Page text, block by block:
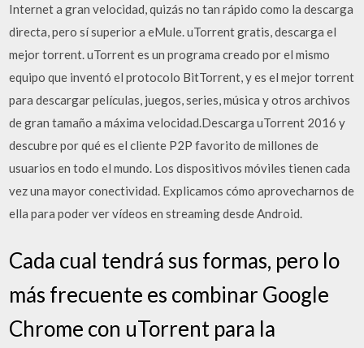
Internet a gran velocidad, quizás no tan rápido como la descarga
directa, pero sí superior a eMule. uTorrent gratis, descarga el
mejor torrent. uTorrent es un programa creado por el mismo
equipo que inventó el protocolo BitTorrent, y es el mejor torrent
para descargar películas, juegos, series, música y otros archivos
de gran tamaño a máxima velocidad.Descarga uTorrent 2016 y
descubre por qué es el cliente P2P favorito de millones de
usuarios en todo el mundo. Los dispositivos móviles tienen cada
vez una mayor conectividad. Explicamos cómo aprovecharnos de
ella para poder ver vídeos en streaming desde Android.
Cada cual tendrá sus formas, pero lo
más frecuente es combinar Google
Chrome con uTorrent para la